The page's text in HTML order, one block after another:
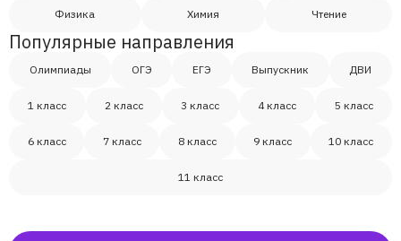
Физика Химия Чтение
Популярные направления
Олимпиады ОГЭ ЕГЭ Выпускник ДВИ
1 класс 2 класс 3 класс 4 класс 5 класс
6 класс 7 класс 8 класс 9 класс 10 класс
11 класс